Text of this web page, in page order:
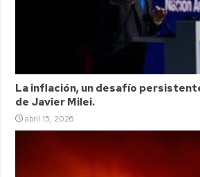
La inflación, un desafío
de Javier Milei.
abril 15, 2026